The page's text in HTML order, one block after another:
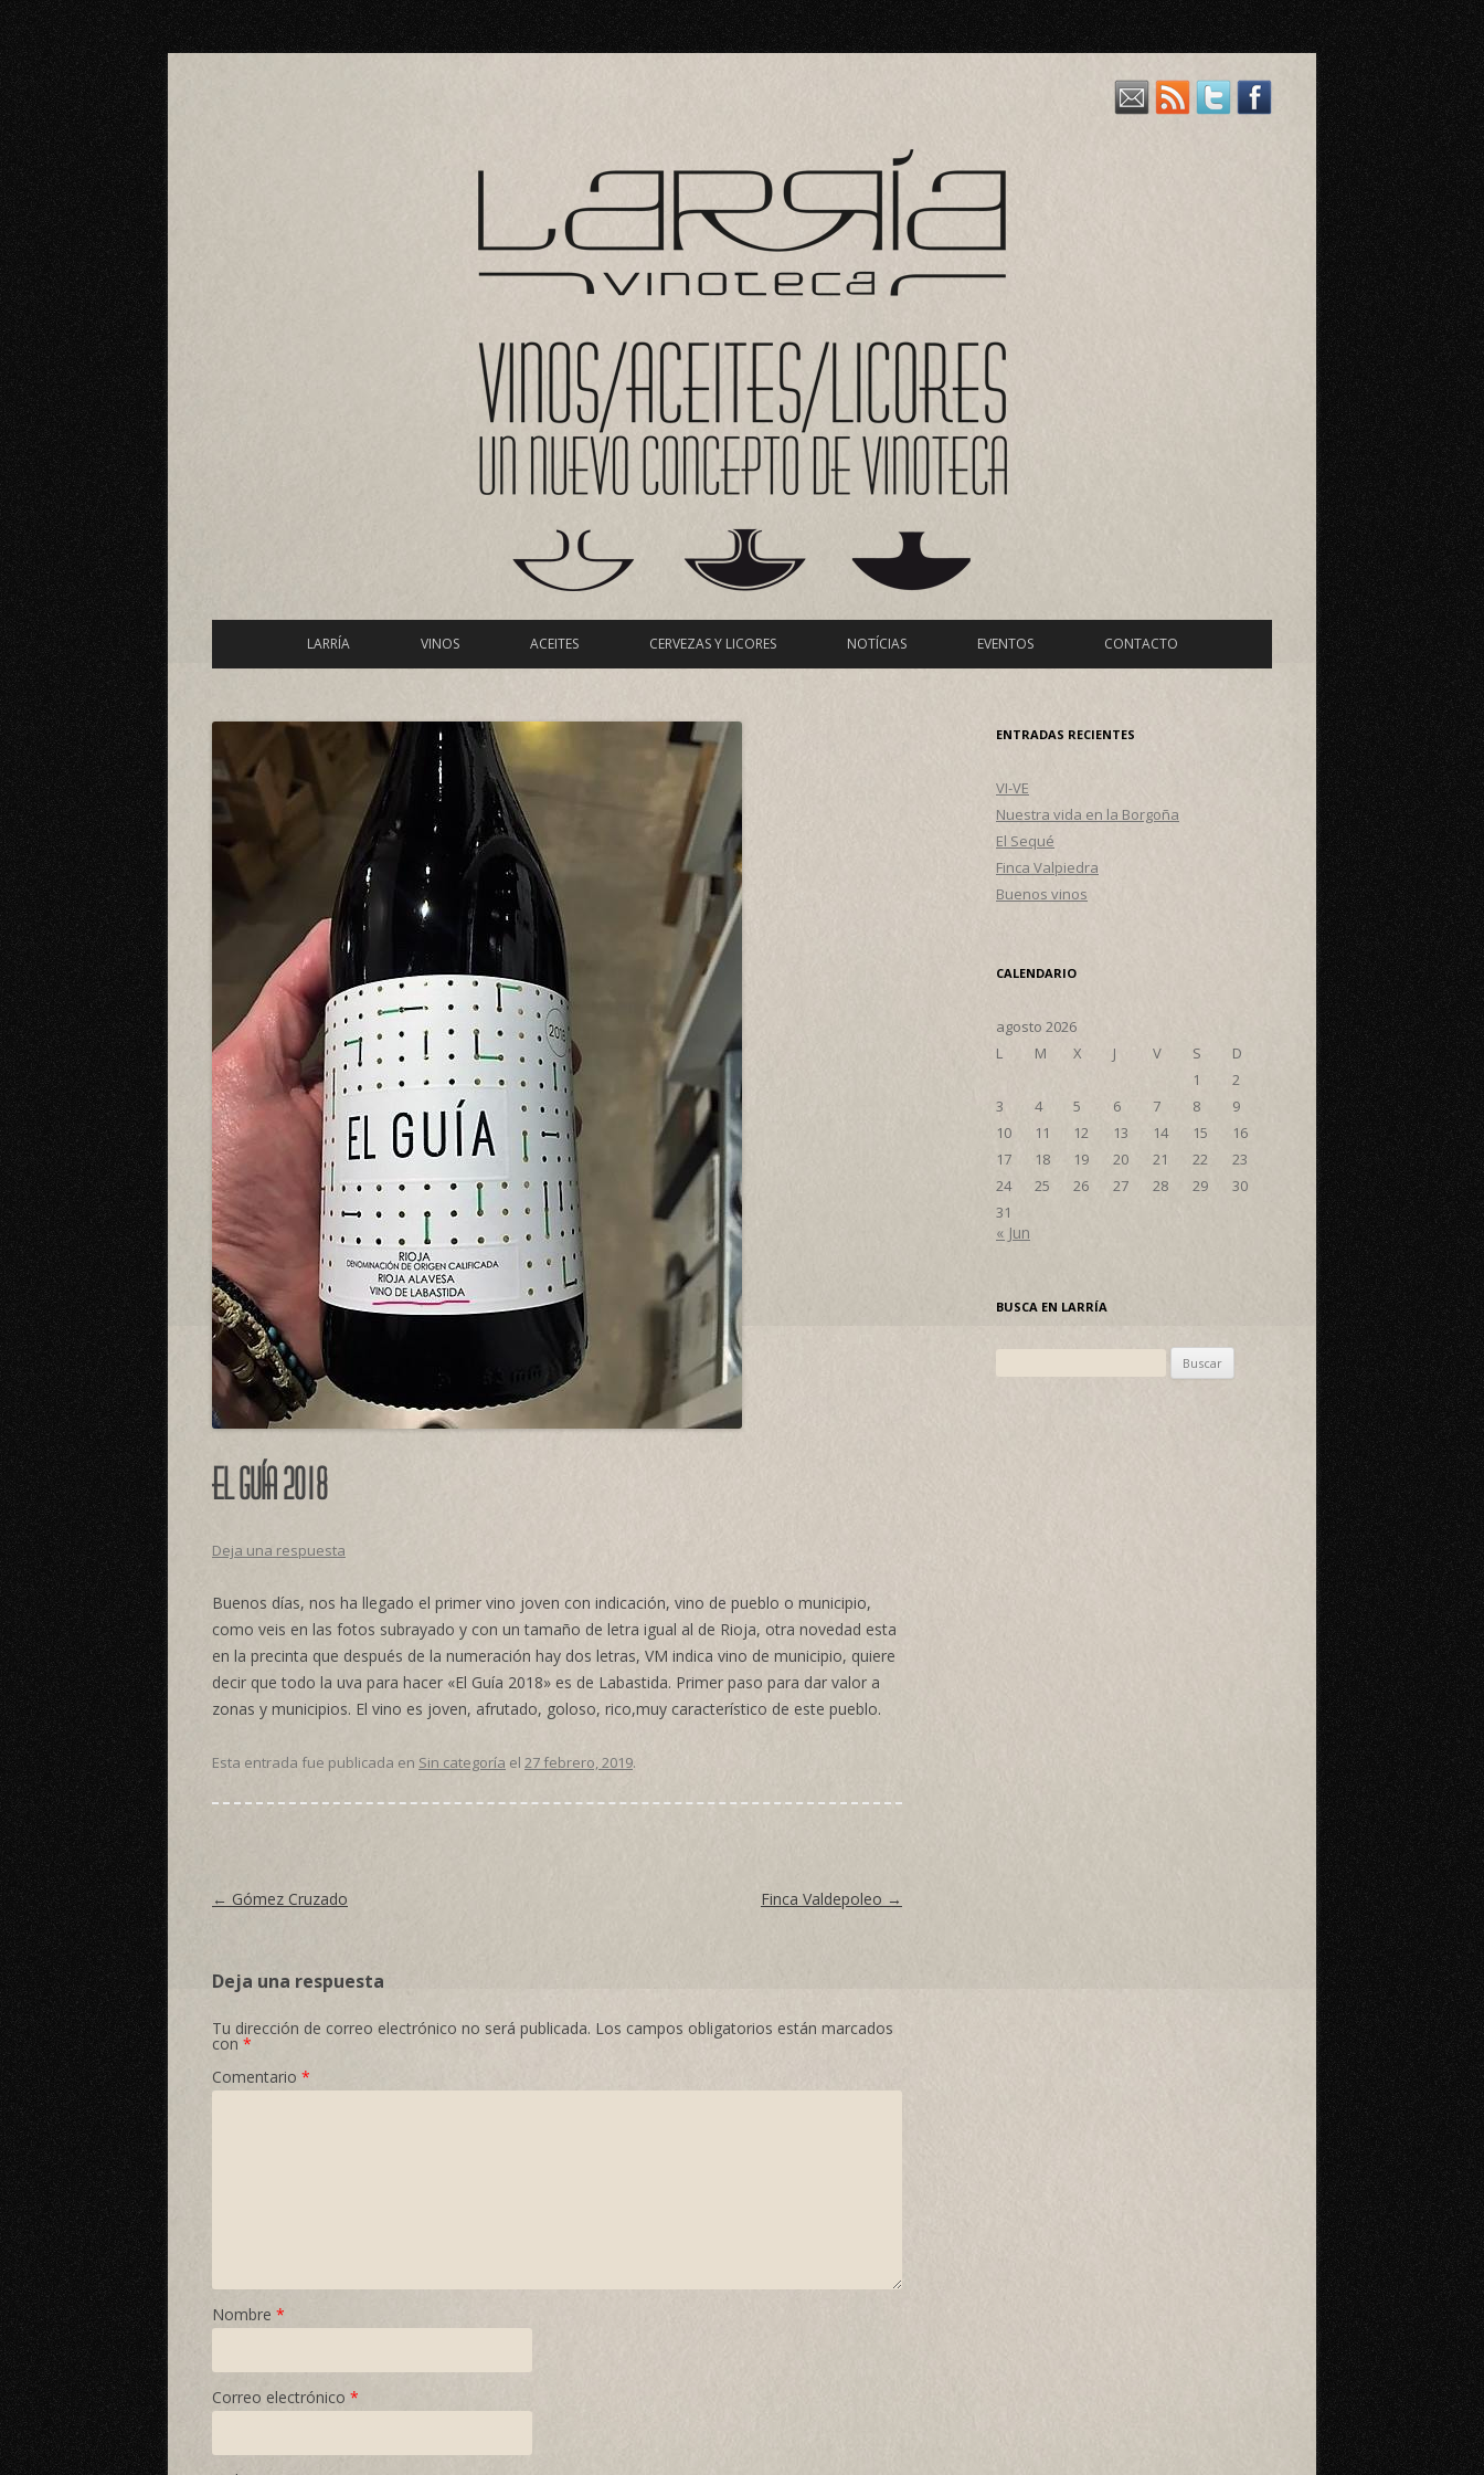
Vinoteca Larría vende en Logroño los mejores vinos que puedas encontrar en las bodegas de La Rioja. Con una amplia variedad de vinos riojanos, también aceites, cervezas y licores.
Ir al contenido
LARRÍA VINOS ACEITES CERVEZAS Y LICORES NOTÍCIAS EVENTOS CONTACTO
El Guía 2018
Deja una respuesta
Buenos días, nos ha llegado el primer vino joven con indicación, vino de pueblo o municipio,
como veis en las fotos subrayado y con un tamaño de letra igual al de Rioja, otra novedad esta
en la precinta que después de la numeración hay dos letras, VM indica vino de municipio, quiere
decir que todo la uva para hacer «El Guía 2018» es de Labastida. Primer paso para dar valor a
zonas y municipios. El vino es joven, afrutado, goloso, rico,muy característico de este pueblo.
Esta entrada fue publicada en Sin categoría el 27 febrero, 2019.
Navegación de entradas
← Gómez Cruzado Finca Valdepoleo →
Deja una respuesta
Tu dirección de correo electrónico no será publicada. Los campos obligatorios están marcados
con *
Comentario *
Nombre *
Correo electrónico *
ENTRADAS RECIENTES
VI-VE
Nuestra vida en la Borgoña
El Sequé
Finca Valpiedra
Buenos vinos
CALENDARIO
agosto 2026
L
M X J V S
D
1
2
3
4 5 6 7 8
9
10
11 12 13 14 15
16
17
18 19 20 21 22
23
24
25 26 27 28 29
30
31
« Jun
BUSCA EN LARRÍA